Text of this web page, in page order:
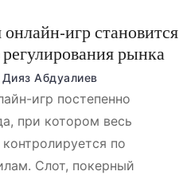
игр становится
рынка
Дияз Абдуалиев
игр постепенно
при котором весь
по
Слот, покерный